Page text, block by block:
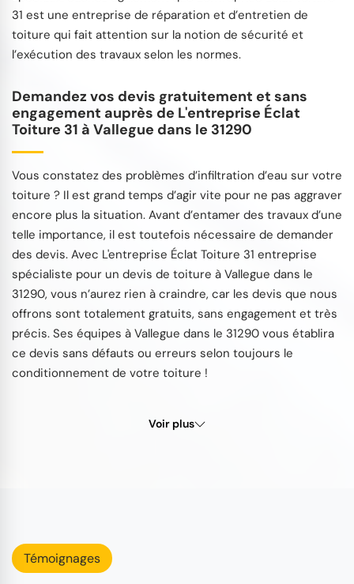
31 est une entreprise de réparation et d’entretien de
toiture qui fait attention sur la notion de sécurité et
l’exécution des travaux selon les normes.
Demandez vos devis gratuitement et sans
engagement auprès de L'entreprise Éclat
Toiture 31 à Vallegue dans le 31290
Vous constatez des problèmes d’infiltration d’eau sur votre
toiture ? Il est grand temps d’agir vite pour ne pas aggraver
encore plus la situation. Avant d’entamer des travaux d’une
telle importance, il est toutefois nécessaire de demander
des devis. Avec L'entreprise Éclat Toiture 31 entreprise
spécialiste pour un devis de toiture à Vallegue dans le
31290, vous n’aurez rien à craindre, car les devis que nous
offrons sont totalement gratuits, sans engagement et très
précis. Ses équipes à Vallegue dans le 31290 vous établira
ce devis sans défauts ou erreurs selon toujours le
conditionnement de votre toiture !
Voir plus
Témoignages